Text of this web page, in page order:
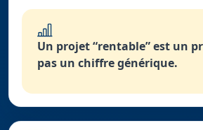
Un projet “rentable” est un
pas un chiffre générique.